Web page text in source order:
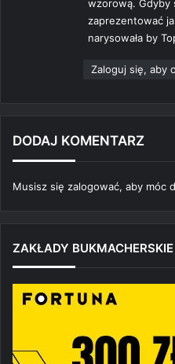
wzorową. Gdyby
zaprezentować
narysowała by
Zaloguj się, aby
DODAJ KOMENTARZ
Musisz się zalogować, aby móc
ZAKŁADY